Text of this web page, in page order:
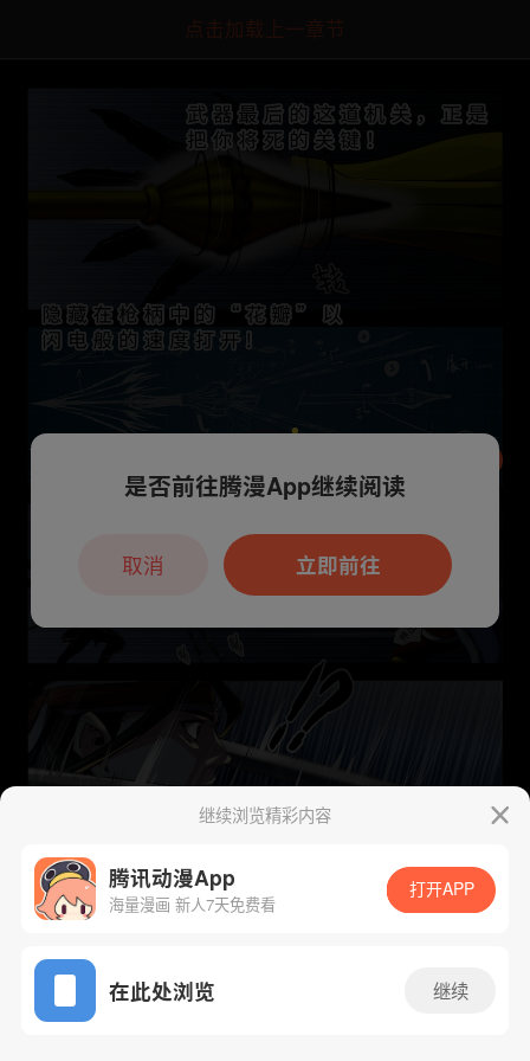
点击加载上一章节
App免费看
继续浏览精彩内容
腾讯动漫App
海量漫画 新人7天免费看
打开APP
在此处浏览 继续
本章节仅支持App阅读，可打开App新用
户7天免费看
是否前往腾漫App继续阅读
立即前往
取消